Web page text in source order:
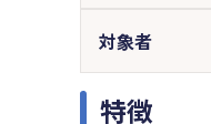
対象者
特徴